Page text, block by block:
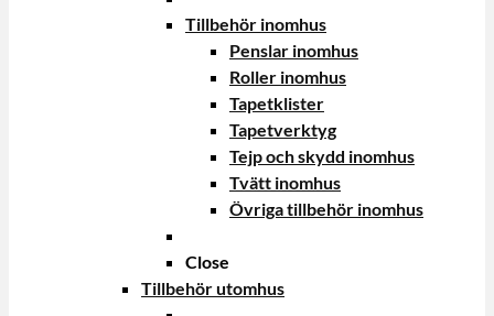
Tillbehör inomhus
Penslar inomhus
Roller inomhus
Tapetklister
Tapetverktyg
Tejp och skydd inomhus
Tvätt inomhus
Övriga tillbehör inomhus
Close
Tillbehör utomhus